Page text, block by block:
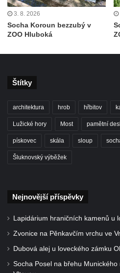
Socha Medvídě v Tierpark
Sochy Ležící žena v Tierpark
Leipzig
Socha Uprchlý otrok bojuje s
v ZOO Dresden
Socha krokodýla v ZOO Dresden
Socha slona v ZOO Dresden
3. 8. 2026
Socha Koroun bezzubý v
ZOO Hluboká
Štítky
architektura hrob hřbitov
Lužické hory Most pamětní
pískovec skála sloup
Šluknovský výběžek
Nejnovější příspěvky
Lapidárium hraničních kamenů u
Zvonice na Pěnkavčím vrchu ve
Dubová alej u loveckého zámku
Socha Posel na břehu